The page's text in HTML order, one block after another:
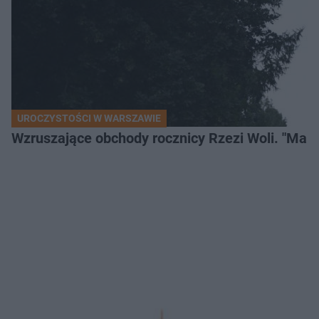
UROCZYSTOŚCI W WARSZAWIE
Wzruszające obchody rocznicy Rzezi Woli.